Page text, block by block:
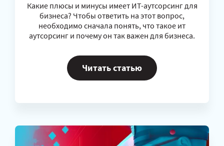
Какие плюсы и минусы имеет ИT-аутсорсинг для
бизнеса? Чтобы ответить на этот вопрос,
необходимо сначала понять, что такое ит
аутсорсинг и почему он так важен для бизнеса.
Читать статью